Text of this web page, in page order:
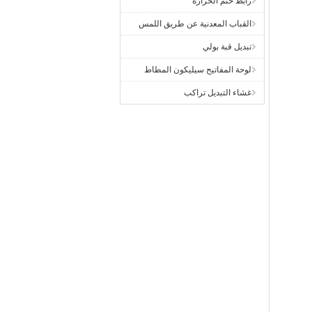
القباب المعدنية عن طريق اللمس
تبديل قبة بولي
لوحة المفاتيح سيليكون المطاط
غشاء التبديل تراكب